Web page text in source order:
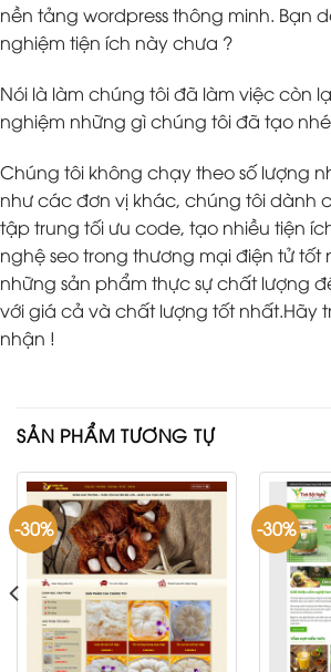
nền tảng wordpress thông minh. Bạn
nghiệm tiện ích này chưa ?
Nói là làm chúng tôi đã làm việc còn
nghiệm những gì chúng tôi đã tạo
Chúng tôi không chạy theo số lượng
như các đơn vị khác, chúng tôi dành
tập trung tối ưu code, tạo nhiều tiện
nghệ seo trong thương mại điện tử
những sản phẩm thực sự chất lượng
với giá cả và chất lượng tốt nhất.Hãy
nhận !
SẢN PHẨM TƯƠNG TỰ
-30% -30%